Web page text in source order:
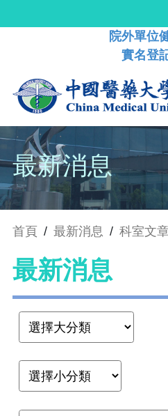
院外單位
實名登
最新消息
首頁 / 最新消息 / 科室文
最新消息